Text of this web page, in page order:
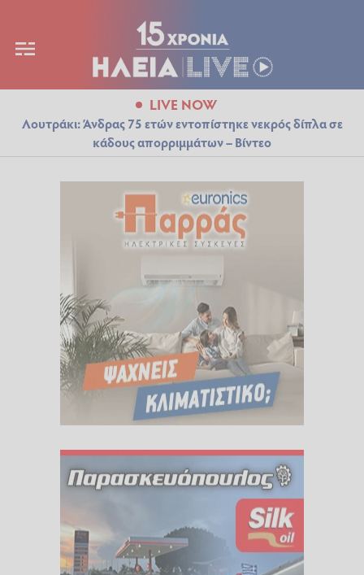
LIVE NOW
Λουτράκι: Άνδρας 75 ετών εντοπίστηκε νεκρός δίπλα σε
κάδους απορριμμάτων – Βίντεο